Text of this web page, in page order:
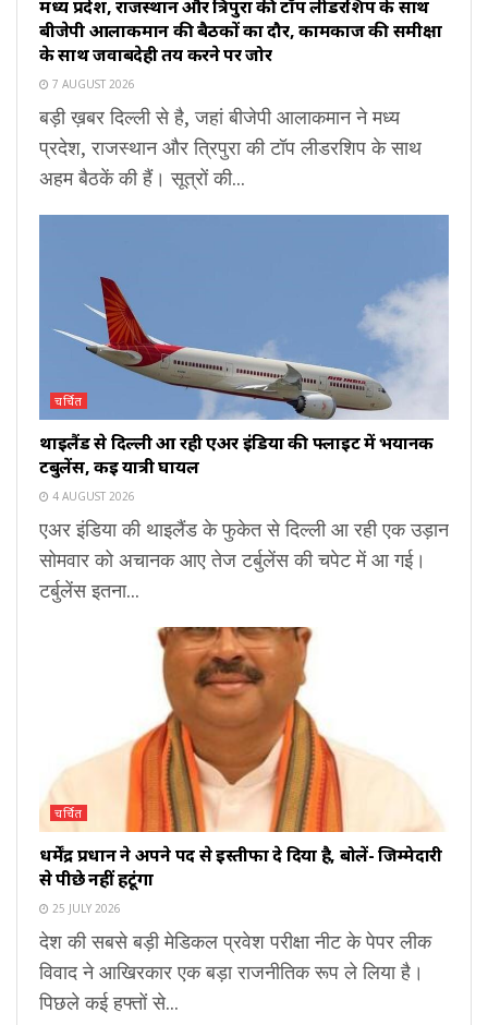
मध्य प्रदेश, राजस्थान और त्रिपुरा की टॉप लीडरशिप के साथ
बीजेपी आलाकमान की बैठकों का दौर, कामकाज की समीक्षा
के साथ जवाबदेही तय करने पर जोर
7 AUGUST 2026
बड़ी ख़बर दिल्ली से है, जहां बीजेपी आलाकमान ने मध्य
प्रदेश, राजस्थान और त्रिपुरा की टॉप लीडरशिप के साथ
अहम बैठकें की हैं। सूत्रों की...
चर्चित
थाइलैंड से दिल्ली आ रही एअर इंडिया की फ्लाइट में भयानक
टर्बुलेंस, कई यात्री घायल
4 AUGUST 2026
एअर इंडिया की थाइलैंड के फुकेत से दिल्ली आ रही एक उड़ान
सोमवार को अचानक आए तेज टर्बुलेंस की चपेट में आ गई।
टर्बुलेंस इतना...
चर्चित
धर्मेंद्र प्रधान ने अपने पद से इस्तीफा दे दिया है, बोलें- जिम्मेदारी
से पीछे नहीं हटूंगा
25 JULY 2026
देश की सबसे बड़ी मेडिकल प्रवेश परीक्षा नीट के पेपर लीक
विवाद ने आखिरकार एक बड़ा राजनीतिक रूप ले लिया है।
पिछले कई हफ्तों से...